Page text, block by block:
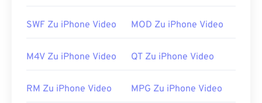
möglicherweise der Standardplayer. Für
Linux/Unix öffnen Sie F4V-Dateien mit dem VLC
Wichtig zu wissen:Apple iOS-Geräteunterstützen
SWF Zu iPhone Video MOD Zu iPhone Video
M4V Zu iPhone Video QT Zu iPhone Video
RM Zu iPhone Video MPG Zu iPhone Video